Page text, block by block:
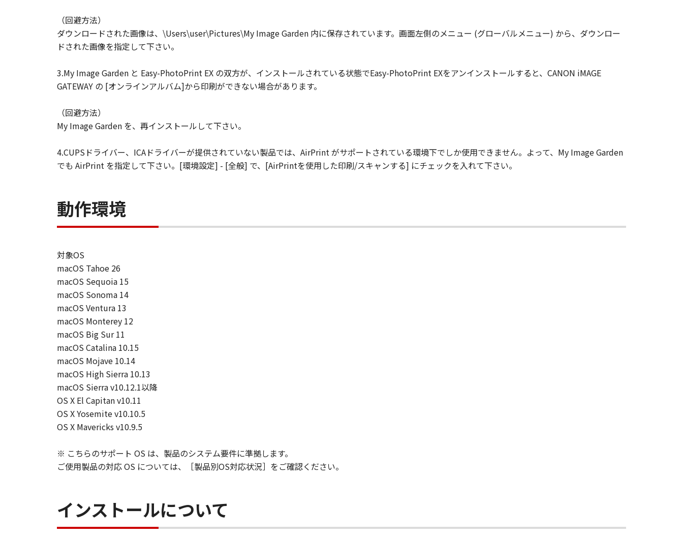
（回避方法）
ダウンロードされた画像は、\Users\user\Pictures\My Image Garden 内に保存されています。画面左側のメニュー (グローバルメニュー) から、ダウンロー
ドされた画像を指定して下さい。
3.My Image Garden と Easy-PhotoPrint EX の双方が、インストールされている状態でEasy-PhotoPrint EXをアンインストールすると、CANON iMAGE
GATEWAY の [オンラインアルバム]から印刷ができない場合があります。
（回避方法）
My Image Garden を、再インストールして下さい。
4.CUPSドライバー、ICAドライバーが提供されていない製品では、AirPrint がサポートされている環境下でしか使用できません。よって、My Image Garden
でも AirPrint を指定して下さい。[環境設定] - [全般] で、[AirPrintを使用した印刷/スキャンする] にチェックを入れて下さい。
動作環境
対象OS
macOS Tahoe 26
macOS Sequoia 15
macOS Sonoma 14
macOS Ventura 13
macOS Monterey 12
macOS Big Sur 11
macOS Catalina 10.15
macOS Mojave 10.14
macOS High Sierra 10.13
macOS Sierra v10.12.1以降
OS X El Capitan v10.11
OS X Yosemite v10.10.5
OS X Mavericks v10.9.5
※ こちらのサポート OS は、製品のシステム要件に準拠します。
ご使用製品の対応 OS については、［製品別OS対応状況］をご確認ください。
インストールについて